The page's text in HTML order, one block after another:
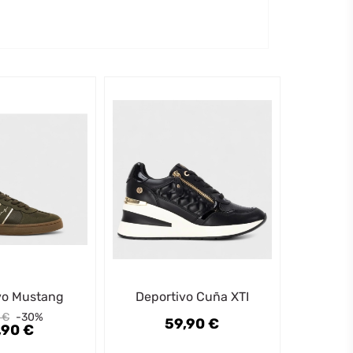
Mustang
€ -30%
€
Deportivo Cuña XTI
59,90 €